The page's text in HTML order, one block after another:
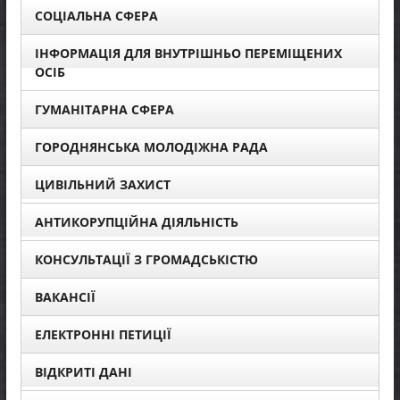
СОЦІАЛЬНА СФЕРА
ІНФОРМАЦІЯ ДЛЯ ВНУТРІШНЬО ПЕРЕМІЩЕНИХ
ОСІБ
ГУМАНІТАРНА СФЕРА
ГОРОДНЯНСЬКА МОЛОДІЖНА РАДА
ЦИВІЛЬНИЙ ЗАХИСТ
АНТИКОРУПЦІЙНА ДІЯЛЬНІСТЬ
КОНСУЛЬТАЦІЇ З ГРОМАДСЬКІСТЮ
ВАКАНСІЇ
ЕЛЕКТРОННІ ПЕТИЦІЇ
ВІДКРИТІ ДАНІ